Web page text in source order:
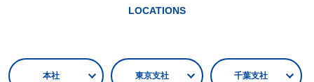
LOCATIONS
本社 東京支社 千葉支社